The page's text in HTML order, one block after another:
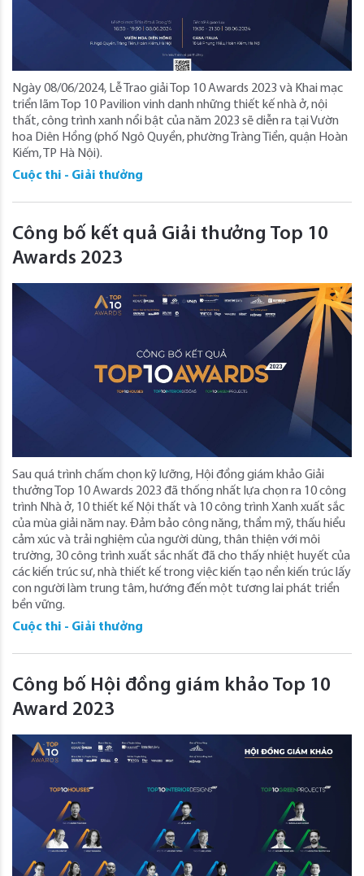
Ngày 08/06/2024, Lễ Trao giải Top 10 Awards 2023 và Khai mạc
triển lãm Top 10 Pavilion vinh danh những thiết kế nhà ở, nội
thất, công trình xanh nổi bật của năm 2023 sẽ diễn ra tại Vườn
hoa Diên Hồng (phố Ngô Quyền, phường Tràng Tiền, quận Hoàn
Kiếm, TP Hà Nội).
Cuộc thi - Giải thưởng
Công bố kết quả Giải thưởng Top 10
Awards 2023
Sau quá trình chấm chọn kỹ lưỡng, Hội đồng giám khảo Giải
thưởng Top 10 Awards 2023 đã thống nhất lựa chọn ra 10 công
trình Nhà ở, 10 thiết kế Nội thất và 10 công trình Xanh xuất sắc
của mùa giải năm nay. Đảm bảo công năng, thẩm mỹ, thấu hiểu
cảm xúc và trải nghiệm của người dùng, thân thiện với môi
trường, 30 công trình xuất sắc nhất đã cho thấy nhiệt huyết của
các kiến trúc sư, nhà thiết kế trong việc kiến tạo nền kiến trúc lấy
con người làm trung tâm, hướng đến một tương lai phát triển
bền vững.
Cuộc thi - Giải thưởng
Công bố Hội đồng giám khảo Top 10
Award 2023